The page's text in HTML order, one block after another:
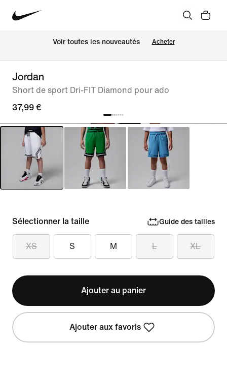
Voir toutes les nouveautés Acheter
Jordan
Short de sport Dri-FIT Diamond pour ado
37,99 €
Sélectionner la taille Guide des tailles
XS S M L XL
Ajouter au panier
Ajouter aux favoris